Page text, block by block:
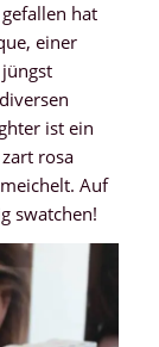
hat
einer
ist ein
rosa
Auf
swatchen!